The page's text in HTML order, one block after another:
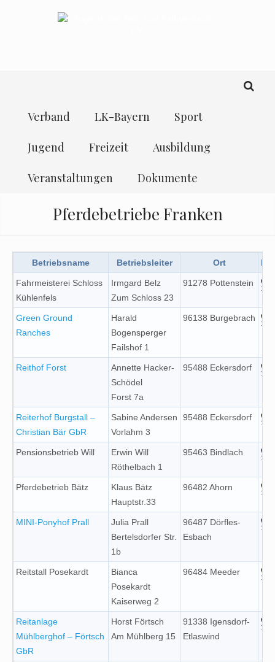
Verband LK-Bayern Sport
Jugend Freizeit Ausbildung
Veranstaltungen Dokumente
Pferdebetriebe Franken
Betriebsname Betriebsleiter Ort
Fahrmeisterei Schloss
Kühlenfels
Irmgard Belz
Zum Schloss 23
91278 Pottenstein
Green Ground
Ranches
Harald
Bogensperger
Failshof 1
96138 Burgebrach
Reithof Forst
Annette Hacker-
Schödel
Forst 7a
95488 Eckersdorf
Reiterhof Burgstall –
Christian Bär GbR
Sabine Andersen
Vorlahm 3
95488 Eckersdorf
Pensionsbetrieb Will
Erwin Will
Röthelbach 1
95463 Bindlach
Pferdebetrieb Bätz
Klaus Bätz
Hauptstr.33
96482 Ahorn
MINI-Ponyhof Prall
Julia Prall
Bertelsdorfer Str.
1b
96487 Dörfles-
Esbach
Reitstall Posekardt
Bianca
Posekardt
Kaiserweg 2
96484 Meeder
Reitanlage
Mühlberghof – Förtsch
GbR
Horst Förtsch
Am Mühlberg 15
91338 Igensdorf-
Etlaswind